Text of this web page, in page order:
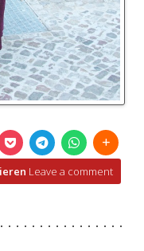
Leave a comment